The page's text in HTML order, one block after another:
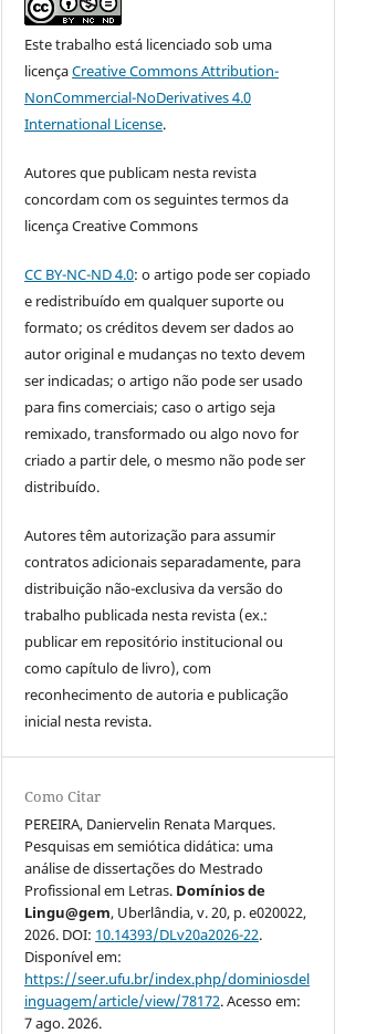
Este trabalho está licenciado sob uma
licençaCreative Commons Attribution-
NonCommercial-NoDerivatives 4.0
International License.
Autores que publicam nesta revista
concordam com os seguintes termos da
licença Creative Commons
CC BY-NC-ND 4.0: o artigo pode ser copiado
e redistribuído em qualquer suporte ou
formato; os créditos devem ser dados ao
autor original e mudanças no texto devem
ser indicadas; o artigo não pode ser usado
para fins comerciais; caso o artigo seja
remixado, transformado ou algo novo for
criado a partir dele, o mesmo não pode ser
distribuído.
Autores têm autorização para assumir
contratos adicionais separadamente, para
distribuição não-exclusiva da versão do
trabalho publicada nesta revista (ex.:
publicar em repositório institucional ou
como capítulo de livro), com
reconhecimento de autoria e publicação
inicial nesta revista.
Como Citar
PEREIRA, Daniervelin Renata Marques.
Pesquisas em semiótica didática: uma
análise de dissertações do Mestrado
Profissional em Letras. Domínios de
Lingu@gem, Uberlândia, v. 20, p. e020022,
2026. DOI: 10.14393/DLv20a2026-22.
Disponível em:
https://seer.ufu.br/index.php/dominiosdel
inguagem/article/view/78172. Acesso em:
7 ago. 2026.